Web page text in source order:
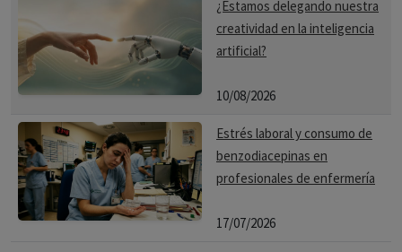
¿Estamos delegando nuestra
creatividad en la inteligencia
artificial?
10/08/2026
Estrés laboral y consumo de
benzodiacepinas en
profesionales de enfermería
17/07/2026